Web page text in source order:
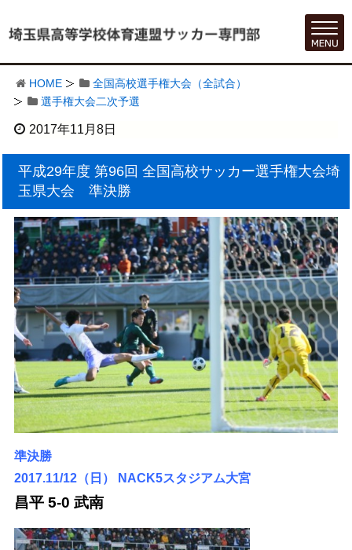
HOME
全国高校選手権大会（全試合）
選手権大会二次予選
2017年11月8日
平成29年度 第96回 全国高校サッカー選手権大会埼
玉県大会 準決勝
準決勝
2017.11/12（日）
NACK5スタジアム大宮
昌平 5-0 武南